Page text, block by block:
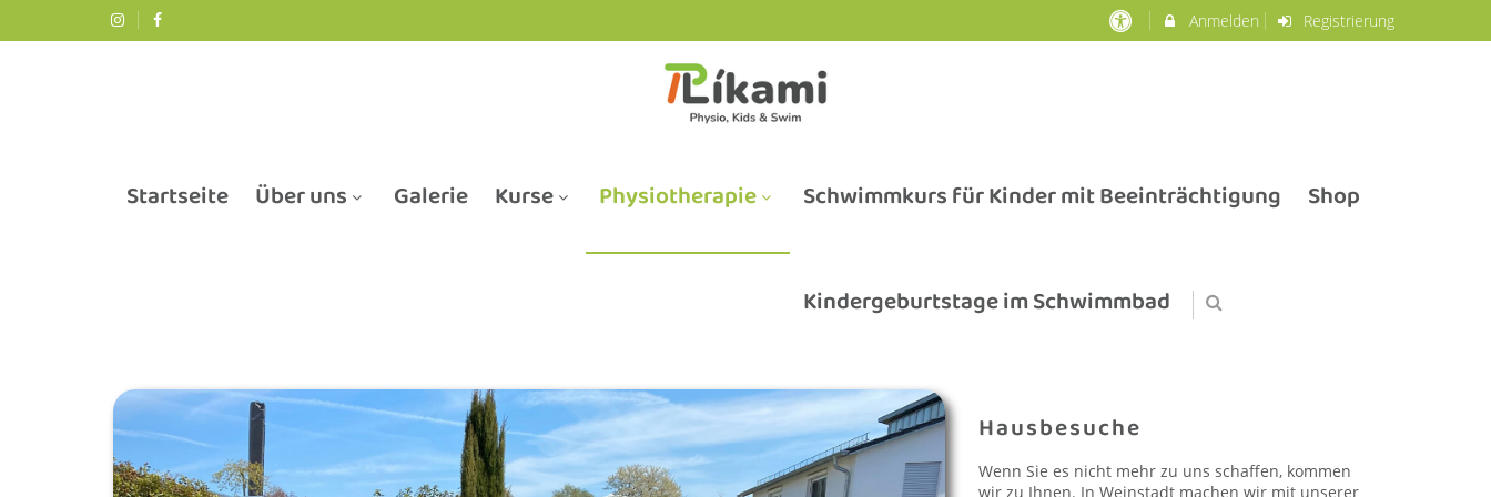
Anmelden Registrierung
Startseite Über uns Galerie Kurse Physiotherapie Schwimmkurs für Kinder mit Beeinträchtigung Shop
Kindergeburtstage im Schwimmbad
Hausbesuche
Wenn Sie es nicht mehr zu uns schaffen, kommen
wir zu Ihnen. In Weinstadt machen wir mit unserer